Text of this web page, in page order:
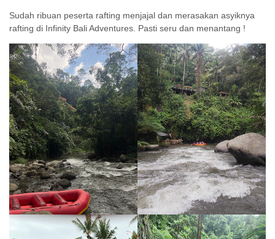
Sudah ribuan peserta rafting menjajal dan merasakan asyiknya
rafting di Infinity Bali Adventures. Pasti seru dan menantang !